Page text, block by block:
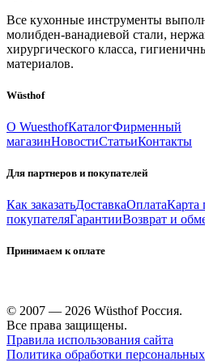
Все кухонные инструменты
молибден-ванадиевой стали,
хирургического класса,
материалов.
Wüsthof
О WuesthofКаталогФирменный
магазинНовостиСтатьиКонтакты
Для партнеров и покупателей
Как заказатьДоставкаОплатаКарта
покупателяГарантииВозврат и
Принимаем к оплате
© 2007 — 2026 Wüsthof Россия.
Все права защищены.
Правила использования сайта
Политика обработки